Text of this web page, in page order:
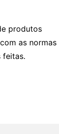
produtos
as normas
feitas.